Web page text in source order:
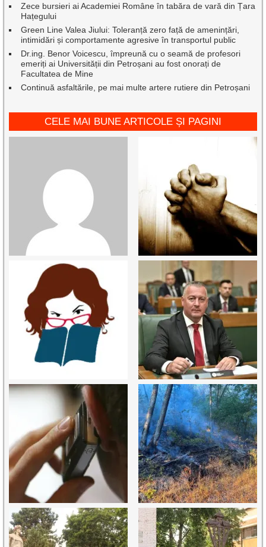
Zece bursieri ai Academiei Române în tabăra de vară din Țara
Hațegului
Green Line Valea Jiului: Toleranță zero față de amenințări,
intimidări și comportamente agresive în transportul public
Dr.ing. Benor Voicescu, împreună cu o seamă de profesori
emeriți ai Universității din Petroșani au fost onorați de
Facultatea de Mine
Continuă asfaltările, pe mai multe artere rutiere din Petroșani
CELE MAI BUNE ARTICOLE ȘI PAGINI